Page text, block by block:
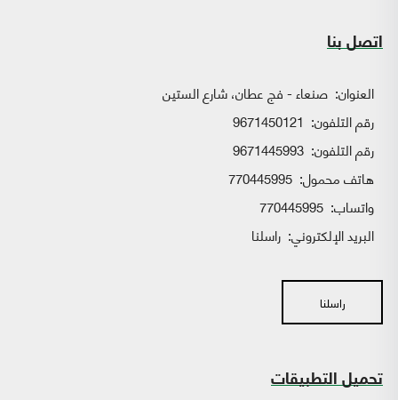
اتصل بنا
العنوان: صنعاء - فج عطان، شارع الستين
رقم التلفون: 9671450121
رقم التلفون: 9671445993
هاتف محمول: 770445995
واتساب:
البريد الإلكتروني: راسلنا
راسلنا
تحميل التطبيقات